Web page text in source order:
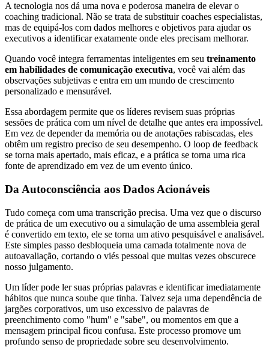
A tecnologia nos dá uma nova e poderosa maneira de elevar o
coaching tradicional. Não se trata de substituir coaches especialistas,
mas de equipá-los com dados melhores e objetivos para ajudar os
executivos a identificar exatamente onde eles precisam melhorar.
Quando você integra ferramentas inteligentes em seu treinamento
em habilidades de comunicação executiva, você vai além das
observações subjetivas e entra em um mundo de crescimento
personalizado e mensurável.
Essa abordagem permite que os líderes revisem suas próprias
sessões de prática com um nível de detalhe que antes era impossível.
Em vez de depender da memória ou de anotações rabiscadas, eles
obtêm um registro preciso de seu desempenho. O loop de feedback
se torna mais apertado, mais eficaz, e a prática se torna uma rica
fonte de aprendizado em vez de um evento único.
Da Autoconsciência aos Dados Acionáveis
Tudo começa com uma transcrição precisa. Uma vez que o discurso
de prática de um executivo ou a simulação de uma assembleia geral
é convertido em texto, ele se torna um ativo pesquisável e analisável.
Este simples passo desbloqueia uma camada totalmente nova de
autoavaliação, cortando o viés pessoal que muitas vezes obscurece
nosso julgamento.
Um líder pode ler suas próprias palavras e identificar imediatamente
hábitos que nunca soube que tinha. Talvez seja uma dependência de
jargões corporativos, um uso excessivo de palavras de
preenchimento como "hum" e "sabe", ou momentos em que a
mensagem principal ficou confusa. Este processo promove um
profundo senso de propriedade sobre seu desenvolvimento.